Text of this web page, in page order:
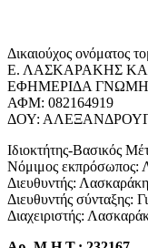
Δικαιούχος ονόματος
Ε. ΛΑΣΚΑΡΑΚΗΣ
ΕΦΗΜΕΡΙΔΑ ΓΝΩΜΗ
ΑΦΜ: 082164919
ΔΟΥ:
Ιδιοκτήτης-Βασικός
Νόμιμος εκπρόσωπος:
Διευθυντής:
Διευθυντής σύνταξης:
Διαχειριστής: